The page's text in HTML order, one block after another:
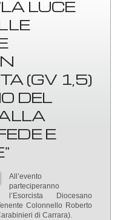
LUCE
(GV 1,5)
DEL
E
All’evento
parteciperanno
l’Esorcista Diocesano
Colonnello Roberto
di Carrara).